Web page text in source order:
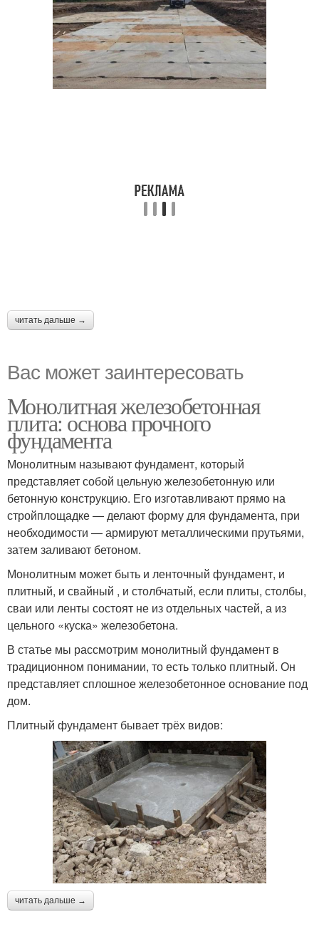
читать дальше →
Вас может заинтересовать
Монолитная железобетонная
плита: основа прочного
фундамента
Монолитным называют фундамент, который
представляет собой цельную железобетонную или
бетонную конструкцию. Его изготавливают прямо на
стройплощадке ― делают форму для фундамента, при
необходимости ― армируют металлическими прутьями,
затем заливают бетоном.
Монолитным может быть и ленточный фундамент, и
плитный, и свайный , и столбчатый, если плиты, столбы,
сваи или ленты состоят не из отдельных частей, а из
цельного «куска» железобетона.
В статье мы рассмотрим монолитный фундамент в
традиционном понимании, то есть только плитный. Он
представляет сплошное железобетонное основание под
дом.
Плитный фундамент бывает трёх видов:
читать дальше →